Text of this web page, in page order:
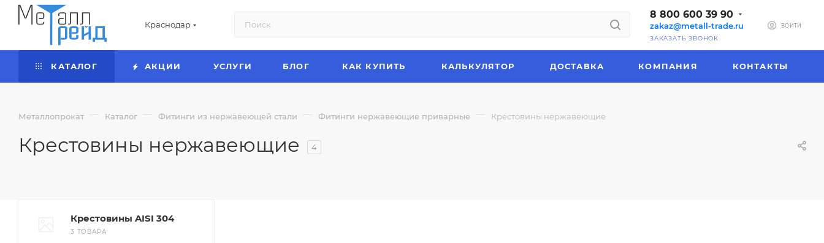
Краснодар
8 800 600 39 90
zakaz@metall-trade.ru
ЗАКАЗАТЬ ЗВОНОК
ВОЙТИ
КАТАЛОГ АКЦИИ УСЛУГИ БЛОГ КАК КУПИТЬ КАЛЬКУЛЯТОР ДОСТАВКА КОМПАНИЯ КОНТАКТЫ
Металлопрокат — Каталог — Фитинги из нержавеющей стали — Фитинги нержавеющие приварные — Крестовины нержавеющие
Крестовины нержавеющие 4
Крестовины AISI 304
3 ТОВАРА